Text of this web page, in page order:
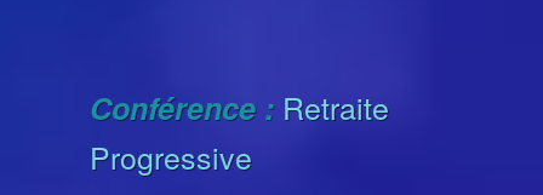
Conférence : Retraite
Progressive